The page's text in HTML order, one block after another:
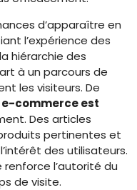
d’apparaître en
l’expérience des
hiérarchie des
à un parcours de
les visiteurs. De
commerce est
Des articles
pertinentes et
des utilisateurs.
l’autorité du
de visite.